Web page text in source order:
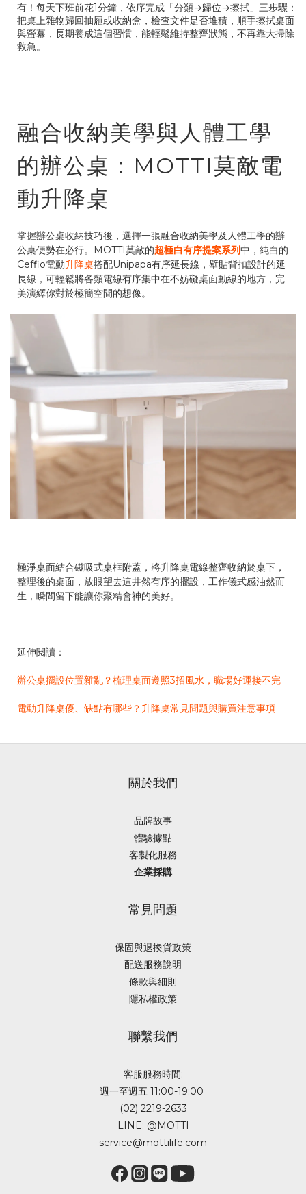
有！每天下班前花1分鐘，依序完成「分類→歸位→擦拭」三步驟：
把桌上雜物歸回抽屜或收納盒，檢查文件是否堆積，順手擦拭桌面
與螢幕，長期養成這個習慣，能輕鬆維持整齊狀態，不再靠大掃除
救急。
融合收納美學與人體工學
的辦公桌：MOTTI莫敵電
動升降桌
掌握辦公桌收納技巧後，選擇一張融合收納美學及人體工學的辦
公桌便勢在必行。MOTTI莫敵的超極白有序提案系列中，純白的
Ceffio電動升降桌搭配Unipapa有序延長線，壁貼背扣設計的延
長線，可輕鬆將各類電線有序集中在不妨礙桌面動線的地方，完
美演繹你對於極簡空間的想像。
極淨桌面結合磁吸式桌框附蓋，將升降桌電線整齊收納於桌下，
整理後的桌面，放眼望去這井然有序的擺設，工作儀式感油然而
生，瞬間留下能讓你聚精會神的美好。
延伸閱讀：
辦公桌擺設位置雜亂？梳理桌面遵照3招風水，職場好運接不完
電動升降桌優、缺點有哪些？升降桌常見問題與購買注意事項
關於我們
品牌故事
體驗據點
客製化服務
企業採購
常見問題
保固與退換貨政策
配送服務說明
條款與細則
隱私權政策
聯繫我們
客服服務時間:
週一至週五 11:00-19:00
(02) 2219-2633
LINE: @MOTTI
service@mottilife.com